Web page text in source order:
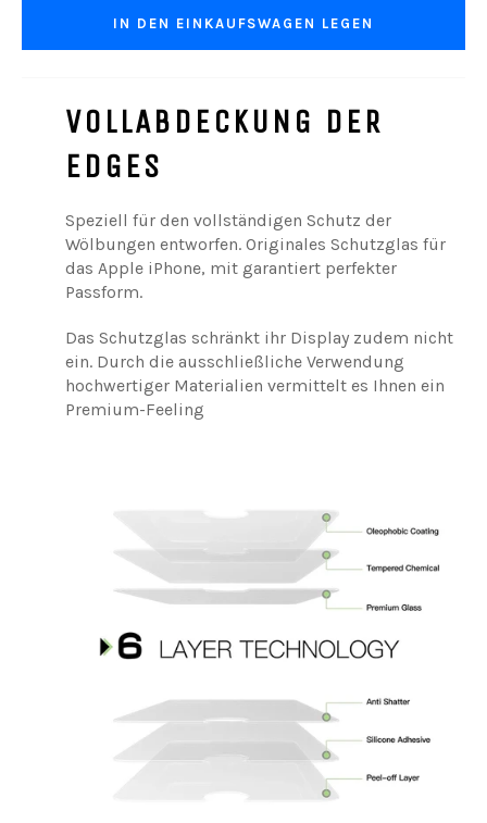
IN DEN EINKAUFSWAGEN LEGEN
VOLLABDECKUNG DER
EDGES
Speziell für den vollständigen Schutz der
Wölbungen entworfen. Originales Schutzglas für
das Apple iPhone, mit garantiert perfekter
Passform.
Das Schutzglas schränkt ihr Display zudem nicht
ein. Durch die ausschließliche Verwendung
hochwertiger Materialien vermittelt es Ihnen ein
Premium-Feeling